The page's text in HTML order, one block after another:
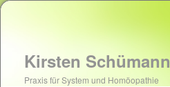
Kirsten Schümann
Praxis für System und Homöopathie